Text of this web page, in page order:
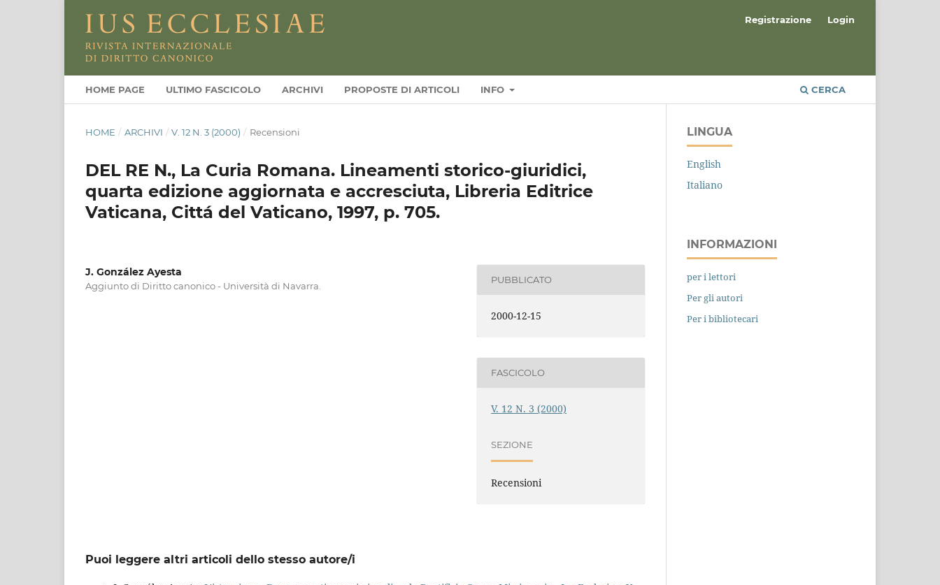
HOME PAGE ULTIMO FASCICOLO ARCHIVI PROPOSTE DI ARTICOLI INFO CERCA
Registrazione Login
HOME / ARCHIVI / V. 12 N. 3 (2000) / Recensioni
DEL RE N., La Curia Romana. Lineamenti storico-giuridici,
quarta edizione aggiornata e accresciuta, Libreria Editrice
Vaticana, Cittá del Vaticano, 1997, p. 705.
J. González Ayesta
Aggiunto di Diritto canonico - Università di Navarra.
PUBBLICATO
2000-12-15
FASCICOLO
V. 12 N. 3 (2000)
SEZIONE
Recensioni
Puoi leggere altri articoli dello stesso autore/i
LINGUA
English
Italiano
INFORMAZIONI
per i lettori
Per gli autori
Per i bibliotecari